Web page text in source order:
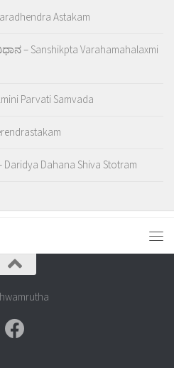
Astakam
– Sanshikpta Varahamahalaxmi
Parvati Samvada
Dahana Shiva Stotram